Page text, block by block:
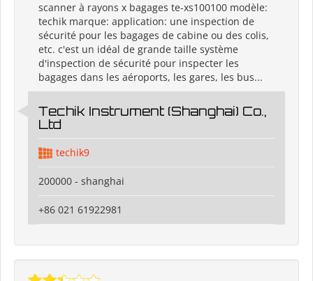
scanner à rayons x bagages te-xs100100 modèle:
techik marque: application: une inspection de
sécurité pour les bagages de cabine ou des colis,
etc. c'est un idéal de grande taille système
d'inspection de sécurité pour inspecter les
bagages dans les aéroports, les gares, les bus...
Techik Instrument (Shanghai) Co.,
Ltd
techik9
200000 - shanghai
+86 021 61922981